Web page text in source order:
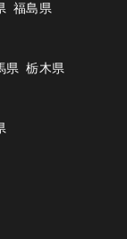
福島県
県 栃木県